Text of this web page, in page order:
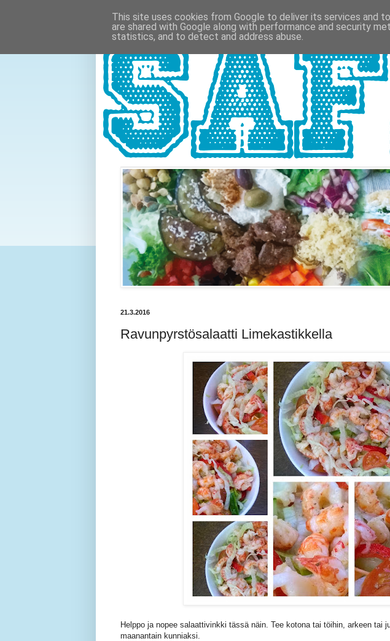
21.3.2016
Ravunpyrstösalaatti Limekastikkella
Helppo ja nopee salaattivinkki tässä näin. Tee kotona tai töihin, arkeen tai
maanantain kunniaksi.
This site uses cookies from Google to deliver its services and
are shared with Google along with performance and security
statistics, and to detect and address abuse.